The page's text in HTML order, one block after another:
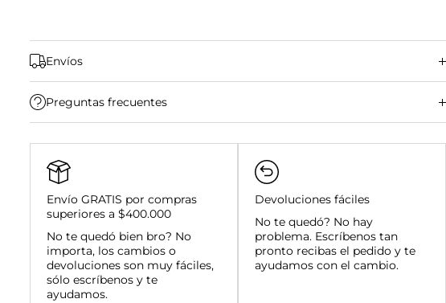
Envíos
Resto del país:
Bucaramanga y su área metropolitana:
Nacional:
Compras superiores a $400.000:
Preguntas frecuentes
Envío GRATIS por compras
superiores a $400.000
No te quedó bien bro? No
importa, los cambios o
devoluciones son muy fáciles,
sólo escríbenos y te
ayudamos.
Devoluciones fáciles
No te quedó? No hay
problema. Escríbenos tan
pronto recibas el pedido y te
ayudamos con el cambio.